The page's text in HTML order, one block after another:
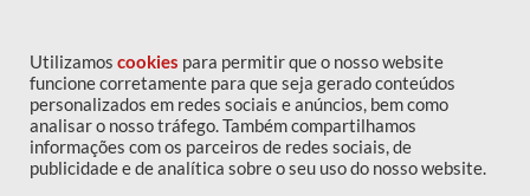
FALE CONOSCO
Utilizamos cookies para permitir que o nosso website
funcione corretamente para que seja gerado conteúdos
personalizados em redes sociais e anúncios, bem como
analisar o nosso tráfego. Também compartilhamos
informações com os parceiros de redes sociais, de
publicidade e de analítica sobre o seu uso do nosso website.